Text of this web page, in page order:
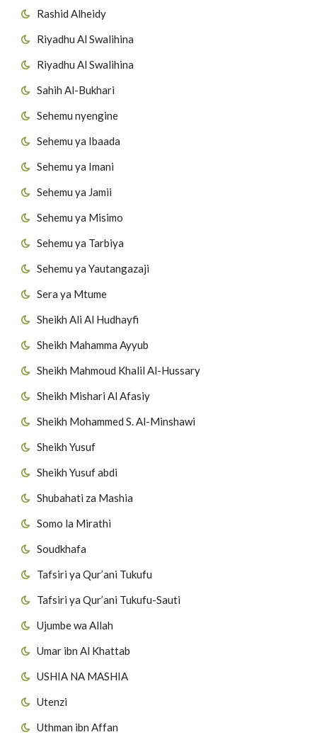
Rashid Alheidy
Riyadhu Al Swalihina
Riyadhu Al Swalihina
Sahih Al-Bukhari
Sehemu nyengine
Sehemu ya Ibaada
Sehemu ya Imani
Sehemu ya Jamii
Sehemu ya Misimo
Sehemu ya Tarbiya
Sehemu ya Yautangazaji
Sera ya Mtume
Sheikh Ali Al Hudhayfi
Sheikh Mahamma Ayyub
Sheikh Mahmoud Khalil Al-Hussary
Sheikh Mishari Al Afasiy
Sheikh Mohammed S. Al-Minshawi
Sheikh Yusuf
Sheikh Yusuf abdi
Shubahati za Mashia
Somo la Mirathi
Soudkhafa
Tafsiri ya Qur’ani Tukufu
Tafsiri ya Qur’ani Tukufu-Sauti
Ujumbe wa Allah
Umar ibn Al Khattab
USHIA NA MASHIA
Utenzi
Uthman ibn Affan